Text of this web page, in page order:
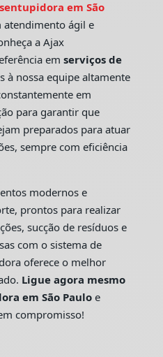
em São
atendimento ágil e
a Ajax
em serviços de
à nossa equipe altamente
em
para garantir que
preparados para atuar
sempre com eficiência
modernos e
prontos para realizar
sucção de resíduos e
com o sistema de
oferece o melhor
Ligue agora mesmo
em São Pauloe
compromisso!